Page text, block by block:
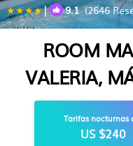
| 9.1(2646
ROOM
VALERIA,
Tarifas nocturnas
US $240